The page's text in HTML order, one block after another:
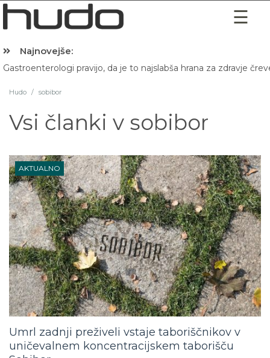
Najnovejše:
Gastroenterologi pravijo, da je to najslabša hrana za zdravje
Hudo / sobibor
Vsi članki v sobibor
AKTUALNO
Umrl zadnji preživeli vstaje taboriščnikov v
uničevalnem koncentracijskem taborišču